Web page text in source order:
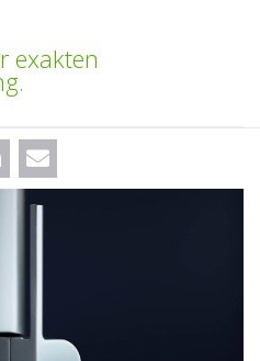
exakten